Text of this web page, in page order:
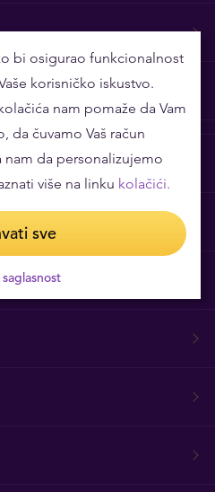
bi osigurao funkcionalnost
korisničko iskustvo.
nam pomaže da Vam
da čuvamo Vaš račun
da personalizujemo
više na linku kolačići.
sve